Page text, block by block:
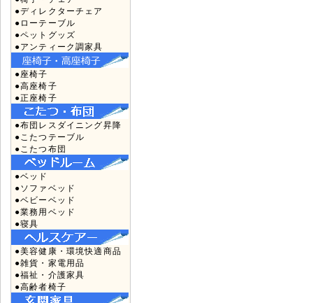
●ディレクターチェア
●ローテーブル
●ペットグッズ
●アンティーク調家具
●座椅子
●高座椅子
●正座椅子
●布団レスダイニング昇降
●こたつテーブル
●こたつ布団
●ベッド
●ソファベッド
●ベビーベッド
●業務用ベッド
●寝具
●美容健康・環境快適商品
●雑貨・家電用品
●福祉・介護家具
●高齢者椅子